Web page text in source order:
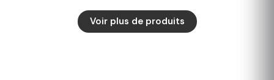
Voir plus de produits